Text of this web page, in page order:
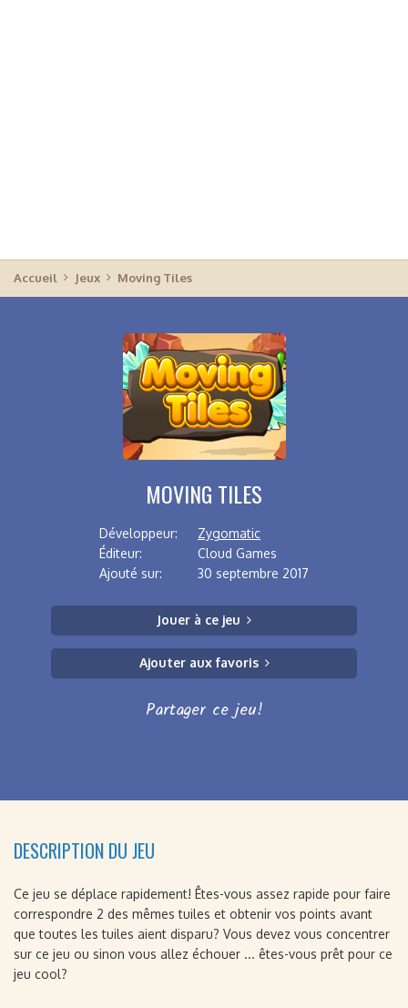
Accueil Jeux Moving Tiles
MOVING TILES
Développeur:
Zygomatic
Éditeur:
Cloud Games
Ajouté sur:
30 septembre 2017
Jouer à ce jeu
Ajouter aux favoris
Partager ce jeu!
DESCRIPTION DU JEU
Ce jeu se déplace rapidement! Êtes-vous assez rapide pour faire
correspondre 2 des mêmes tuiles et obtenir vos points avant
que toutes les tuiles aient disparu? Vous devez vous concentrer
sur ce jeu ou sinon vous allez échouer ... êtes-vous prêt pour ce
jeu cool?